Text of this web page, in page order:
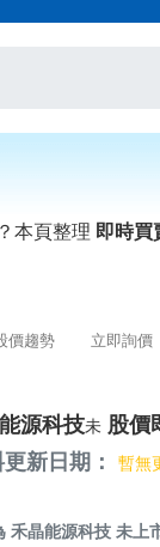
本頁整理 即時
價趨勢 立即詢價
源科技未 股價
更新日期：暫無
禾晶能源科技 未上